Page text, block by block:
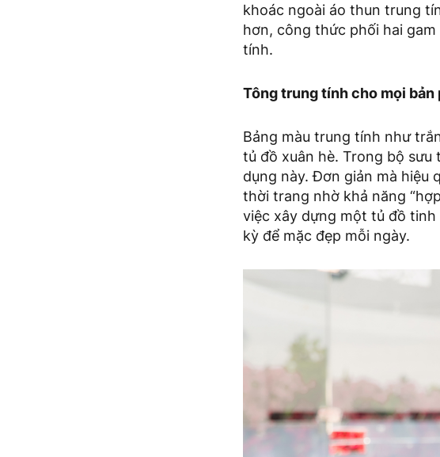
khoác ngoài áo thun trung
hơn, công thức phối hai
tính.
Tông trung tính cho mọi bản
Bảng màu trung tính như
tủ đồ xuân hè. Trong bộ sưu
dụng này. Đơn giản mà hiệu
thời trang nhờ khả năng
việc xây dựng một tủ đồ
kỳ để mặc đẹp mỗi ngày.